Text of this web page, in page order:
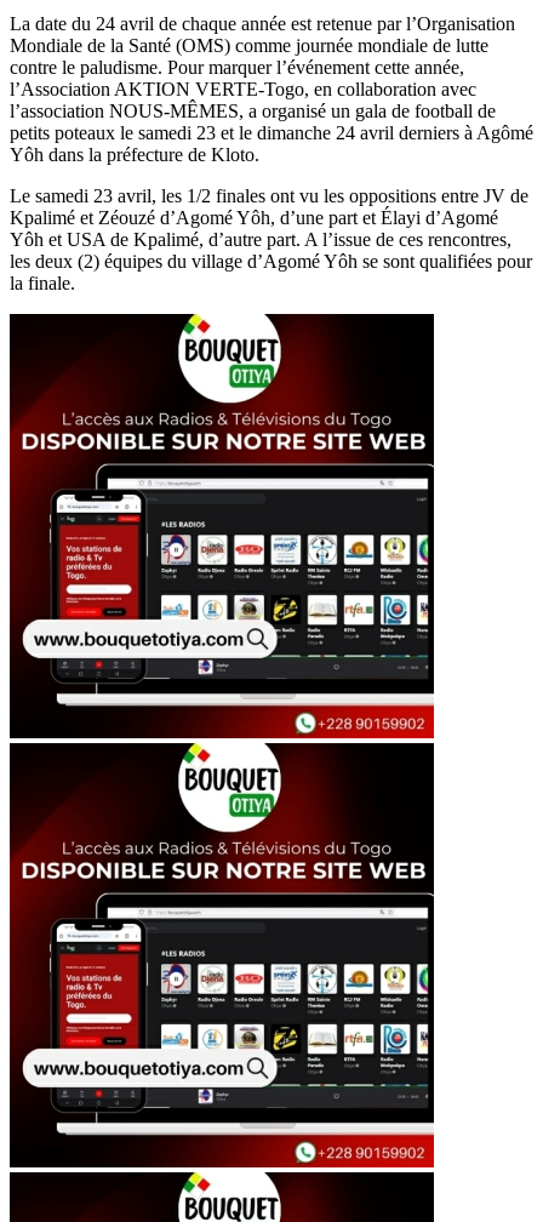
Message
La date du 24 avril de chaque année est retenue par l’Organisation
Mondiale de la Santé (OMS) comme journée mondiale de lutte
contre le paludisme. Pour marquer l’événement cette année,
l’Association AKTION VERTE-Togo, en collaboration avec
l’association NOUS-MÊMES, a organisé un gala de football de
petits poteaux le samedi 23 et le dimanche 24 avril derniers à Agômé
Yôh dans la préfecture de Kloto.
Le samedi 23 avril, les 1/2 finales ont vu les oppositions entre JV de
Kpalimé et Zéouzé d’Agomé Yôh, d’une part et Élayi d’Agomé
Yôh et USA de Kpalimé, d’autre part. A l’issue de ces rencontres,
les deux (2) équipes du village d’Agomé Yôh se sont qualifiées pour
la finale.